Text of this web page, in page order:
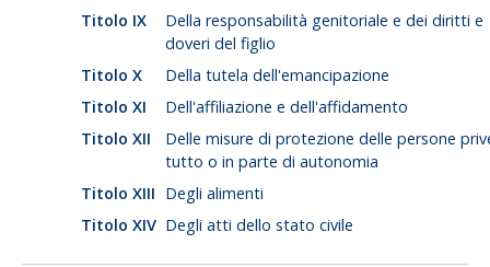
Titolo IX
Della responsabilità genitoriale e dei diritti e
doveri del figlio
Titolo X
Della tutela dell'emancipazione
Titolo XI
Dell'affiliazione e dell'affidamento
Titolo XII
Delle misure di protezione delle persone
tutto o in parte di autonomia
Titolo XIII Degli alimenti
Titolo XIV Degli atti dello stato civile